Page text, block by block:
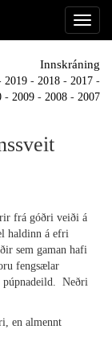
Innskráning
2019 - 2018 - 2017 -
- 2009 - 2008 - 2007
frá góðri veiði á
haldinn á efri
sem gaman hafi
fengsælar
púpnadeild. Neðri
en almennt